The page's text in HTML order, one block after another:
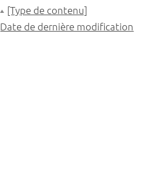
[Type de contenu]
Date de dernière modification